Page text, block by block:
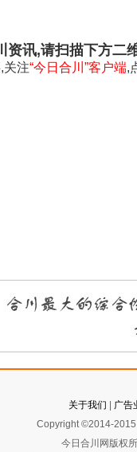
资讯,请扫描下方二
关注“今日合川”客户端,
关于我们
广告
Copyright ©2014-
今日合川网版权